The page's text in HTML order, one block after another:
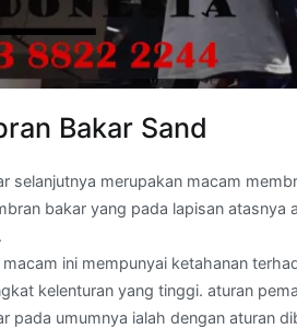
Bakar Sand
selanjutnya merupakan macam
bakar yang pada lapisan
ini mempunyai ketahanan
kelenturan yang tinggi. aturan
pada umumnya ialah dengan aturan